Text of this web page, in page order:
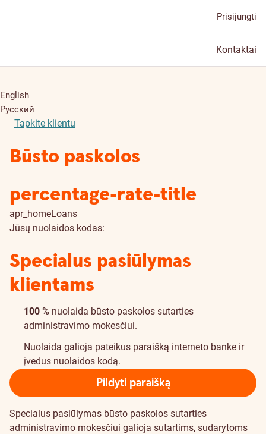
Prisijungti
Kontaktai
English
Русский
Tapkite klientu
Būsto paskolos
percentage-rate-title
apr_homeLoans
Jūsų nuolaidos kodas:
Specialus pasiūlymas
klientams
100 % nuolaida būsto paskolos sutarties
administravimo mokesčiui.
Nuolaida galioja pateikus paraišką interneto banke ir
įvedus nuolaidos kodą.
Pildyti paraišką
Specialus pasiūlymas būsto paskolos sutarties
administravimo mokesčiui galioja sutartims, sudarytoms